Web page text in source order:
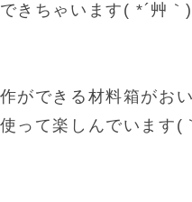
きちゃいます( *´艸｀)
ができる材料箱がお
って楽しんでいます(